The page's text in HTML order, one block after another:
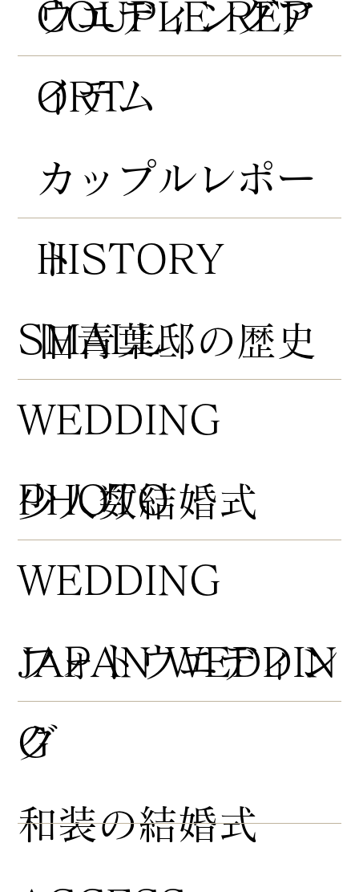
HISTORY
COUPLE REP
ORT
​旧青葉邸の歴史
​カップルレポー
ト
​ウエディングア
イテム
​少人数結婚式
​SMALL
WEDDING
​フォトウエディン
グ
PHOTO
WEDDING
​和装の結婚式
JAPAN WEDDIN
G